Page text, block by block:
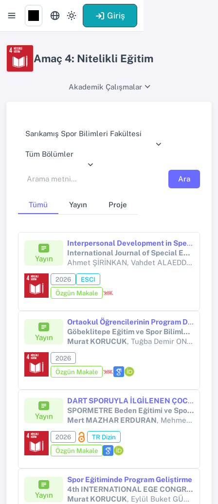
Giriş
Amaç 4: Nitelikli Eğitim
Akademik Çalışmalar
Sarıkamış Spor Bilimleri Fakültesi
Tüm Bölümler
Ara
Tümü Yayın Proje
Yayın
Interpersonal Development in Special Education: A Photovoice Study on Sportive and Empathy-Based Interventions
International Journal of Special Education
Ahmet ŞİRİNKAN, Vahdet ALAEDDİNOĞLU, Mete ŞİRİNKAN,
2026
ESCI
Özgün Makale
Yayın
Ortaokul Öğrencilerinin Program Dışı Spor Faaliyetlerine Katılımı Bağlamında Ebeveyn Tutumlarının İncelenmesi
Göbeklitepe Eğitim ve Spor Bilimleri Dergisi
Murat KORUCUK, Tuğba Demir ONUR
2026
Özgün Makale
Yayın
DART SPORUYLA İLGİLENEN ÇOCUKLARIN SPORDA HAYAL ETME VE PROBLEM ÇÖZME BECERİLERİNİN İNCELENMESİ
SPORMETRE Beden Eğitimi ve Spor Bilimleri Dergisi
Mert MAZHAR ERDURAN, Mehmet YÖNAL
2026
TR Dizin
Özgün Makale
Yayın
Spor Eğitiminde Program Geliştirme
4th INTERNATIONAL EGE CONGRESS ON SCIENTIFIC RESEARCH
Murat KORUCUK, Eylül Buket GÜNDOĞDU